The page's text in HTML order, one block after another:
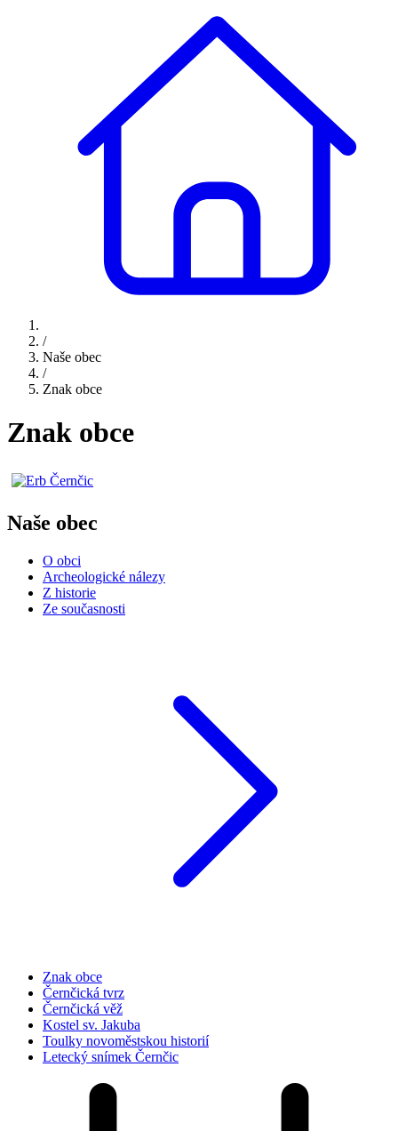
/
Naše obec
/
Znak obce
Znak obce
Naše obec
O obci
Archeologické nálezy
Z historie
Ze současnosti
Znak obce
Černčická tvrz
Černčická věž
Kostel sv. Jakuba
Toulky novoměstskou historií
Letecký snímek Černčic